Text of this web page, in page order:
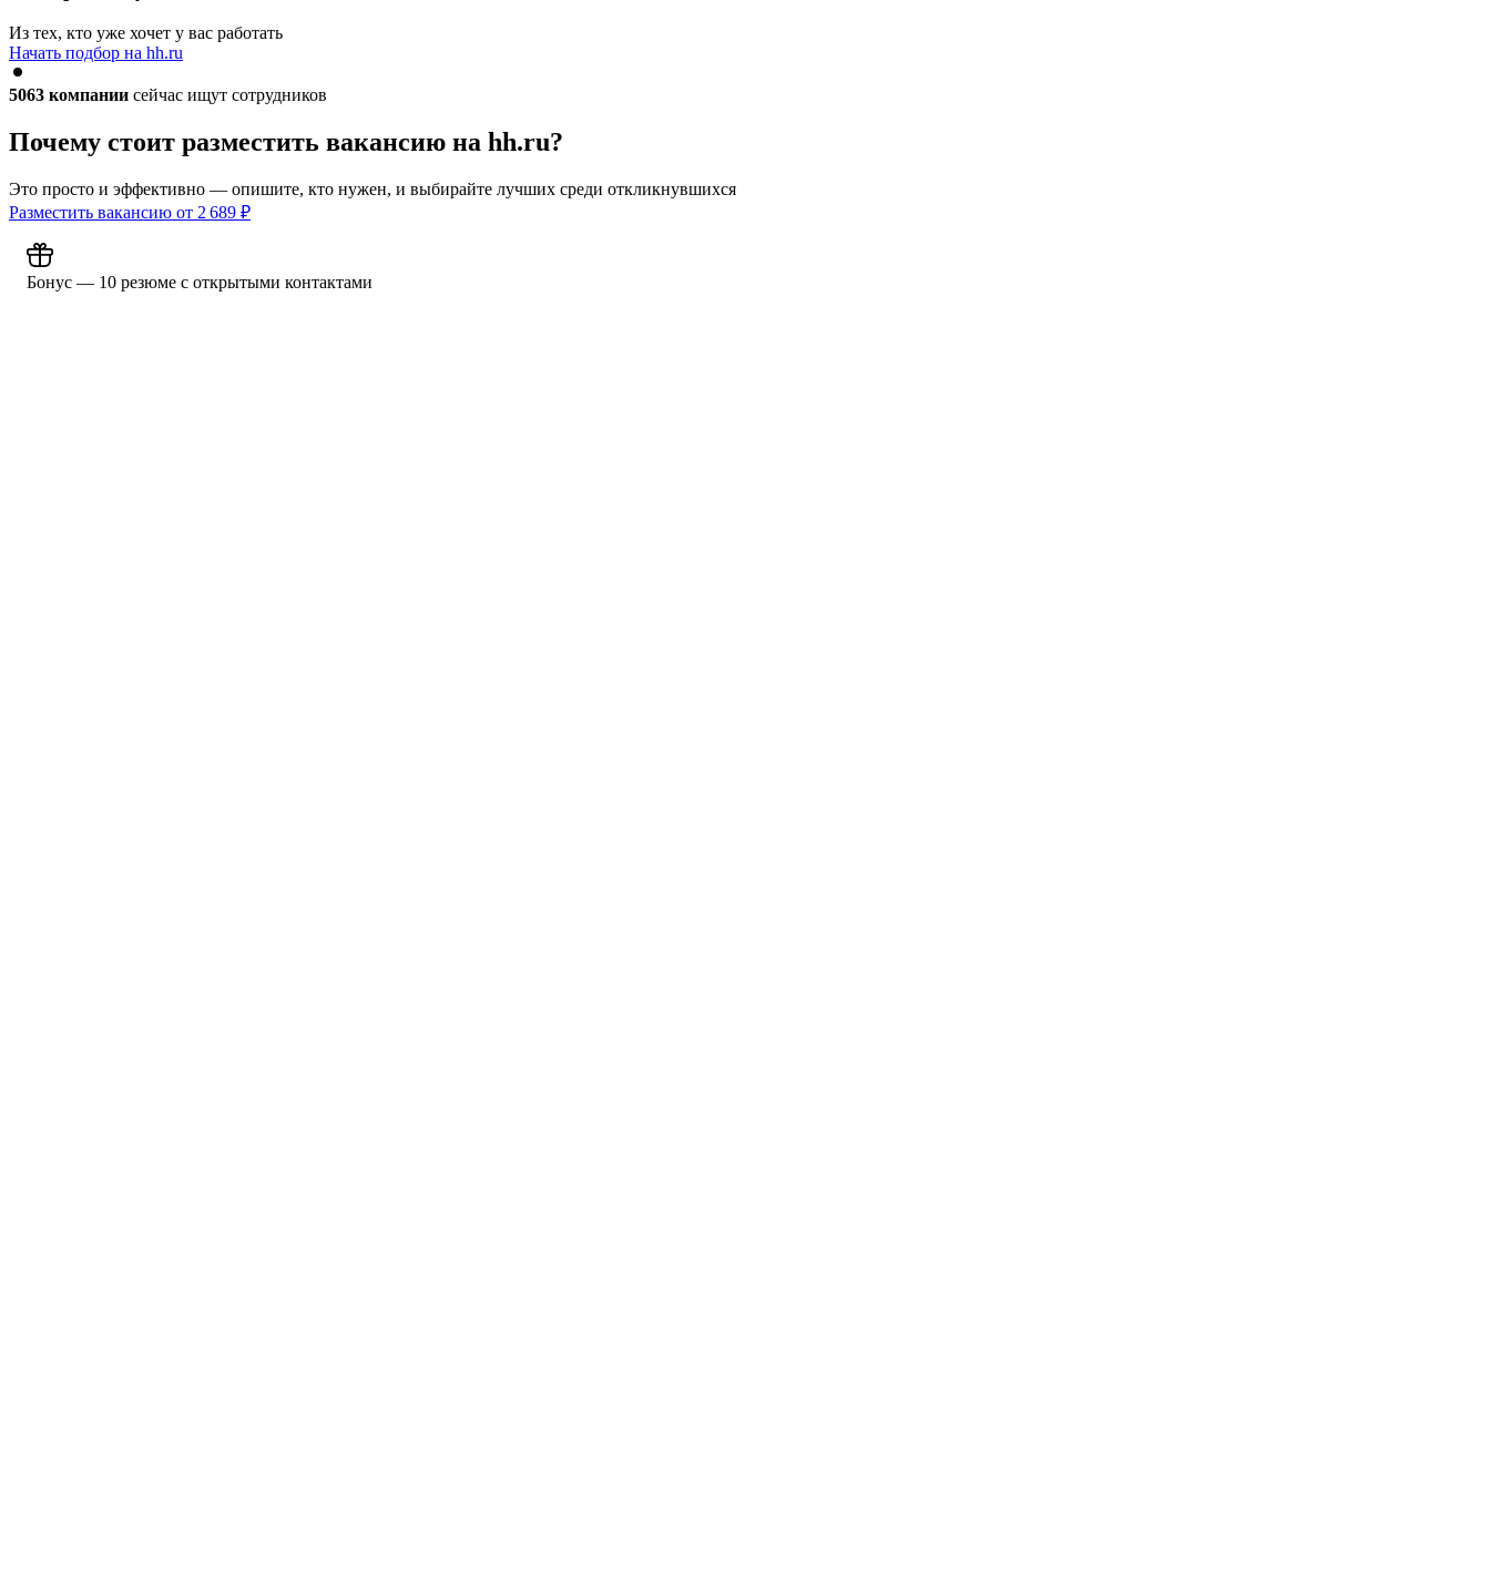
Из тех, кто уже хочет у вас работать
Начать подбор на hh.ru
5063 компании сейчас ищут сотрудников
Почему стоит разместить вакансию на hh.ru?
Это просто и эффективно — опишите, кто нужен, и выбирайте лучших среди откликнувшихся
Разместить вакансию от 2 689 ₽
Бонус — 10 резюме с открытыми контактами